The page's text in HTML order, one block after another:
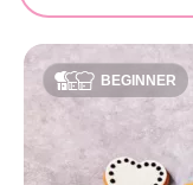
BEGINNER